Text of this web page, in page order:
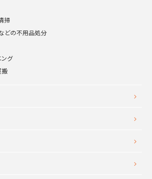
掃
どの不用品処分
ング
搬